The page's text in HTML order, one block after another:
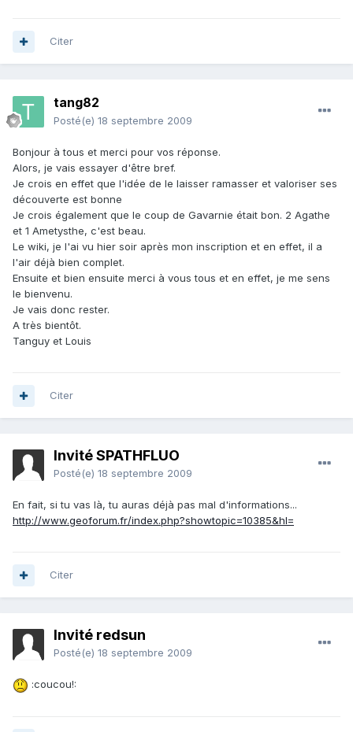
Citer
tang82
Posté(e) 18 septembre 2009
Bonjour à tous et merci pour vos réponse.
Alors, je vais essayer d'être bref.
Je crois en effet que l'idée de le laisser ramasser et valoriser ses
découverte est bonne
Je crois également que le coup de Gavarnie était bon. 2 Agathe
et 1 Ametysthe, c'est beau.
Le wiki, je l'ai vu hier soir après mon inscription et en effet, il a
l'air déjà bien complet.
Ensuite et bien ensuite merci à vous tous et en effet, je me sens
le bienvenu.
Je vais donc rester.
A très bientôt.
Tanguy et Louis
Citer
Invité SPATHFLUO
Posté(e) 18 septembre 2009
En fait, si tu vas là, tu auras déjà pas mal d'informations...
http://www.geoforum.fr/index.php?showtopic=10385&hl=
Citer
Invité redsun
Posté(e) 18 septembre 2009
:coucou!: